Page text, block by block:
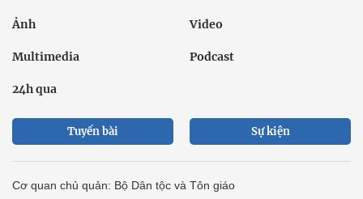
Ảnh Video
Multimedia Podcast
24h qua
Tuyến bài Sự kiện
Cơ quan chủ quản: Bộ Dân tộc và Tôn giáo